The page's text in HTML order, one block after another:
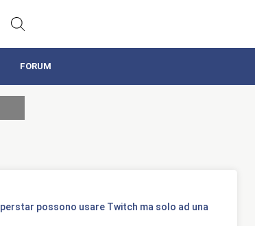
FORUM
possono usare Twitch ma solo ad una